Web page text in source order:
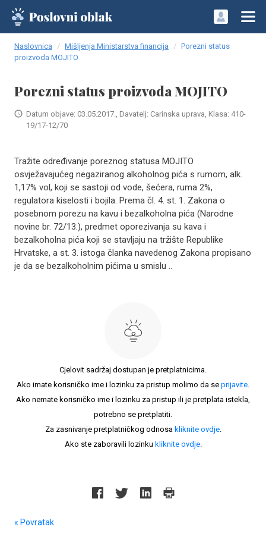
Naslovnica Mišljenja Ministarstva financija
Porezni status
proizvoda MOJITO
Porezni status proizvoda MOJITO
Datum objave: 03.05.2017., Davatelj: Carinska uprava, Klasa: 410-
19/17-12/70
Tražite određivanje poreznog statusa MOJITO
osvježavajućeg negaziranog alkoholnog pića s rumom, alk.
1,17% vol, koji se sastoji od vode, šećera, ruma 2%,
regulatora kiselosti i bojila. Prema čl. 4. st. 1. Zakona o
posebnom porezu na kavu i bezalkoholna pića (Narodne
novine br. 72/13.), predmet oporezivanja su kava i
bezalkoholna pića koji se stavljaju na tržište Republike
Hrvatske, a st. 3. istoga članka navedenog Zakona propisano
je da se bezalkoholnim pićima u smislu ..
Cjelovit sadržaj dostupan je pretplatnicima.
Ako imate korisničko ime i lozinku za pristup molimo da se prijavite.
Ako nemate korisničko ime i lozinku za pristup ili je pretplata istekla,
potrebno se pretplatiti.
Za zasnivanje pretplatničkog odnosa kliknite ovdje.
Ako ste zaboravili lozinku kliknite ovdje.
« Povratak